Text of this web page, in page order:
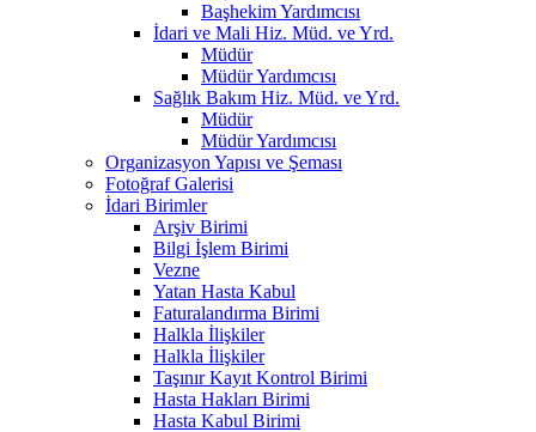
Başhekim Yardımcısı
İdari ve Mali Hiz. Müd. ve Yrd.
Müdür
Müdür Yardımcısı
Sağlık Bakım Hiz. Müd. ve Yrd.
Müdür
Müdür Yardımcısı
Organizasyon Yapısı ve Şeması
Fotoğraf Galerisi
İdari Birimler
Arşiv Birimi
Bilgi İşlem Birimi
Vezne
Yatan Hasta Kabul
Faturalandırma Birimi
Halkla İlişkiler
Halkla İlişkiler
Taşınır Kayıt Kontrol Birimi
Hasta Hakları Birimi
Hasta Kabul Birimi